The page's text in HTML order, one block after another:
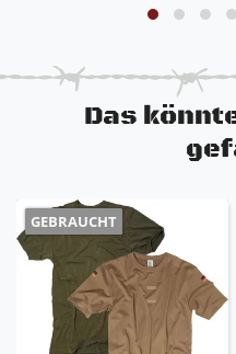
Meindl Multigrip®
Einstieg
Eindringen von Sand
durch spezielle
extrem
Das
GEBRAUCHT